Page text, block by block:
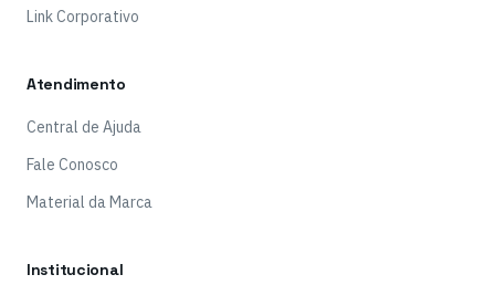
Link Corporativo
Atendimento
Central de Ajuda
Fale Conosco
Material da Marca
Institucional